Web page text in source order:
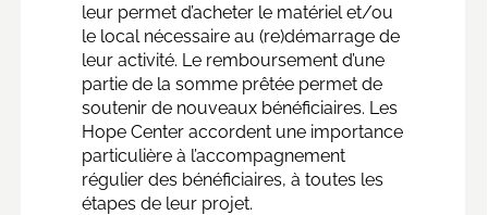
leur permet d’acheter le matériel et/ou
le local nécessaire au (re)démarrage de
leur activité. Le remboursement d’une
partie de la somme prêtée permet de
soutenir de nouveaux bénéficiaires. Les
Hope Center accordent une importance
particulière à l’accompagnement
régulier des bénéficiaires, à toutes les
étapes de leur projet.